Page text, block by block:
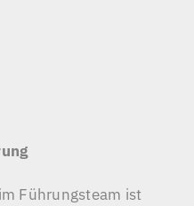
Führungsteam ist